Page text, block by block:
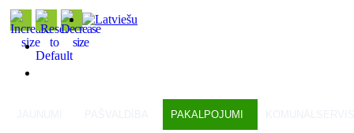
PAKALPOJUMI